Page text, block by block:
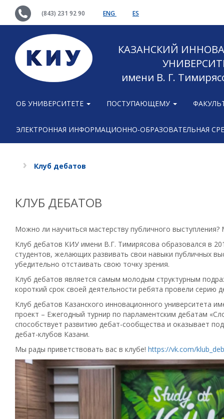
(843) 231 92 90 ENG ES
КАЗАНСКИЙ
имени В. Г.
ОБ УНИВЕРСИТЕТЕ ПОСТУПАЮЩЕМУ
ЭЛЕКТРОННАЯ ИНФОРМАЦИОННО-ОБРАЗОВАТЕЛЬНАЯ
Клуб дебатов
КЛУБ ДЕБАТОВ
Можно ли научиться мастерству публичного
Клуб дебатов КИУ имени В.Г. Тимирясова образовался в
студентов, желающих развивать свои навыки публичных
убедительно отстаивать свою точку зрения.
Клуб дебатов является самым молодым структурным
короткий срок своей деятельности ребята провели
Клуб дебатов Казанского инновационного университета
проект – Ежегодный турнир по парламентским дебатам
способствует развитию дебат-сообщества и оказывает
дебат-клубов Казани.
Мы рады приветствовать вас в клубе! https://vk.com/